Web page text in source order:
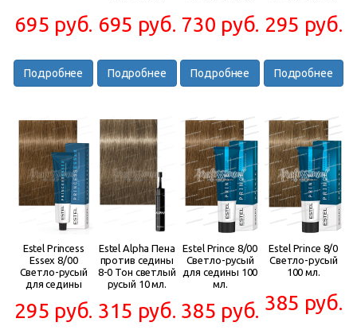
695 руб.
Подробнее
695 руб.
Подробнее
730 руб.
Подробнее
295 руб.
Подробнее
Estel Princess
Essex 8/00
Светло-русый
для седины
295 руб.
Estel Alpha Пена
против седины
8-0 Тон светлый
русый 10 мл.
315 руб.
Estel Prince 8/00
Светло-русый
для седины 100
мл.
385 руб.
Estel Prince 8/0
Светло-русый
100 мл.
385 руб.